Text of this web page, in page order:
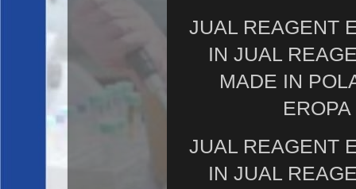
JUAL REAGENT
IN JUAL
MADE IN
JUAL REAGENT
IN JUAL